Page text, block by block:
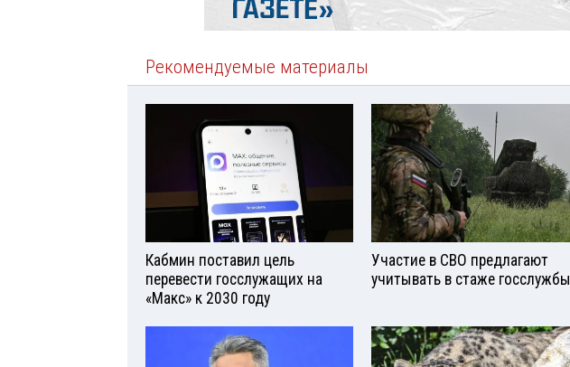
Рекомендуемые материалы
Кабмин поставил цель
перевести госслужащих на
«Макс» к 2030 году
Участие в СВО предлагают
учитывать в стаже госслужбы